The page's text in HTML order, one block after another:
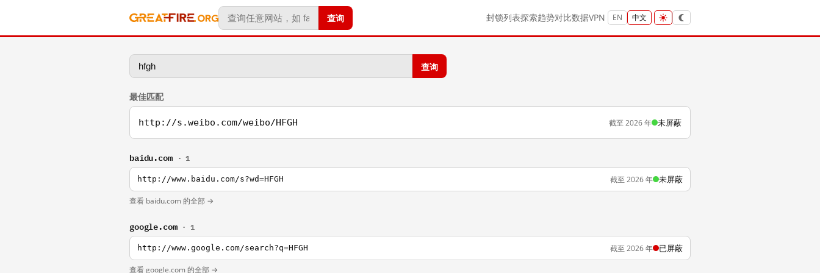
查询 封锁列表探索趋势对比数据VPN EN 中文
查询
最佳匹配
http://s.weibo.com/weibo/HFGH 截至 2026 年 未屏蔽
baidu.com · 1
http://www.baidu.com/s?wd=HFGH 截至 2026 年 未屏蔽
查看 baidu.com 的全部 →
google.com · 1
http://www.google.com/search?q=HFGH 截至 2026 年 已屏蔽
查看 google.com 的全部 →